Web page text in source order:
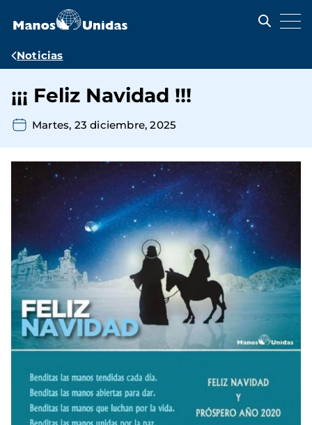
contenido
Ruta
navegación
Noticias
¡¡¡ Feliz Navidad !!!
Martes, 23 diciembre, 2025